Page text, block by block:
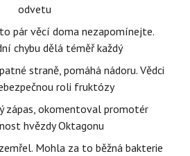
odvetu
pár věcí doma nezapomínejte.
chybu dělá téměř každý
straně, pomáhá nádoru. Vědci
roli fruktózy
zápas, okomentoval promotér
hvězdy Oktagonu
Mohla za to běžná bakterie